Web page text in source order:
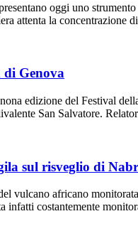
oggi uno
attenta la
di Genova
edizione del Festival
San Salvatore.
sul risveglio di
vulcano africano
infatti costantemente